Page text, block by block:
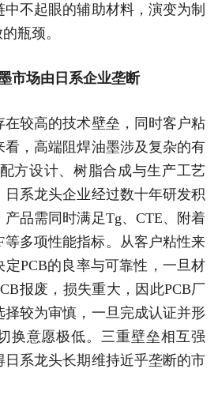
不起眼的辅助材料，演变为制
瓶颈。
市场由日系企业垄断
在较高的技术壁垒，同时客户粘
，高端阻焊油墨涉及复杂的有
方设计、树脂合成与生产工艺
系龙头企业经过数十年研发积
品需同时满足Tg、CTE、附着
等多项性能指标。从客户粘性来
PCB的良率与可靠性，一旦材
报废，损失重大，因此PCB厂
较为审慎，一旦完成认证并形
换意愿极低。三重壁垒相互强
系龙头长期维持近乎垄断的市